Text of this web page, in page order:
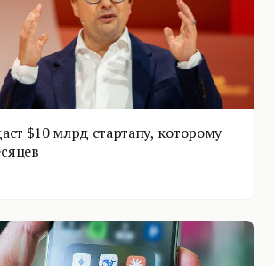
$10 млрд стартапу, которому